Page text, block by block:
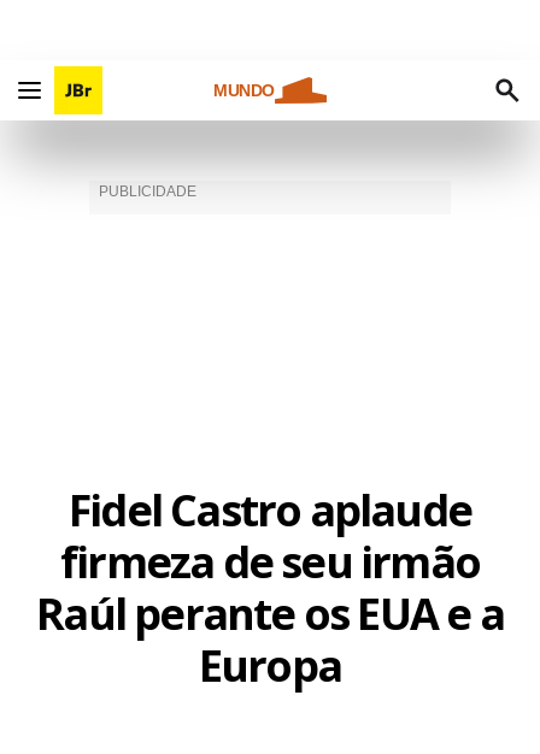
MUNDO
Fidel Castro aplaude
firmeza de seu irmão
Raúl perante os EUA e a
Europa